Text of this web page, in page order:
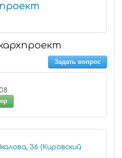
Задать вопрос
08
36 (Кировский